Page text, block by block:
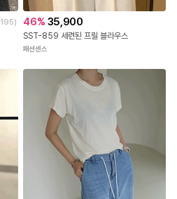
195) 46% 35,900
SST-859 세련된 프릴 블라우스
패션센스